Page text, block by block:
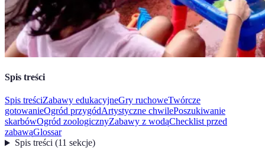
Spis treści
Spis treściZabawy edukacyjneGry ruchoweTwórcze
gotowanieOgród przygódArtystyczne chwilePoszukiwanie
skarbówOgród zoologicznyZabawy z wodąChecklist przed
zabawąGlossar
Spis treści(11 sekcje)